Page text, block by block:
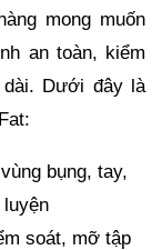
mong muốn
an toàn, kiểm
Dưới đây là
bụng, tay,
luyện
soát, mỡ tập